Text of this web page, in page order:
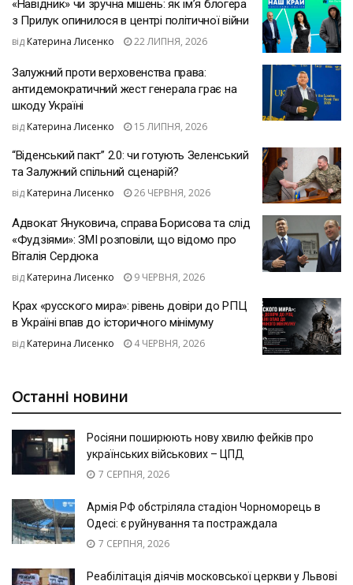
«Навідник» чи зручна мішень: як ім’я блогера
з Прилук опинилося в центрі політичної війни
від Катерина Лисенко 22 ЛИПНЯ, 2026
Залужний проти верховенства права:
антидемократичний жест генерала грає на
шкоду Україні
від Катерина Лисенко 15 ЛИПНЯ, 2026
“Віденський пакт” 2.0: чи готують Зеленський
та Залужний спільний сценарій?
від Катерина Лисенко 26 ЧЕРВНЯ, 2026
Адвокат Януковича, справа Борисова та слід
«Фудзіями»: ЗМІ розповіли, що відомо про
Віталія Сердюка
від Катерина Лисенко 9 ЧЕРВНЯ, 2026
Крах «русского мира»: рівень довіри до РПЦ
в Україні впав до історичного мінімуму
від Катерина Лисенко 4 ЧЕРВНЯ, 2026
Останні новини
Росіяни поширюють нову хвилю фейків про
українських військових – ЦПД
7 СЕРПНЯ, 2026
Армія РФ обстріляла стадіон Чорноморець в
Одесі: є руйнування та постраждала
7 СЕРПНЯ, 2026
Реабілітація діячів московської церкви у Львові